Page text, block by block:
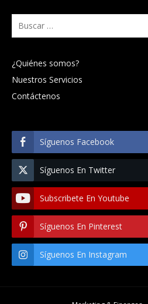
Buscar:
¿Quiénes somos?
Nuestros Servicios
Contáctenos
Síguenos Facebook
Síguenos En Twitter
Subscribete En Youtube
Síguenos En Pinterest
Síguenos En Instagram